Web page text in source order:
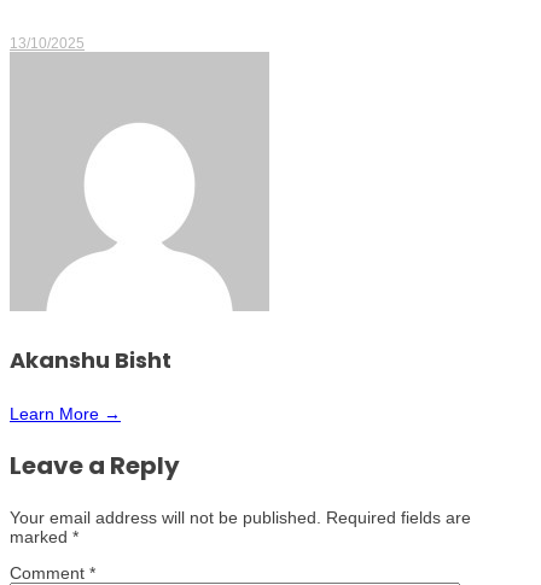
13/10/2025
Akanshu Bisht
Learn More →
Leave a Reply
Your email address will not be published. Required fields are
marked *
Comment *